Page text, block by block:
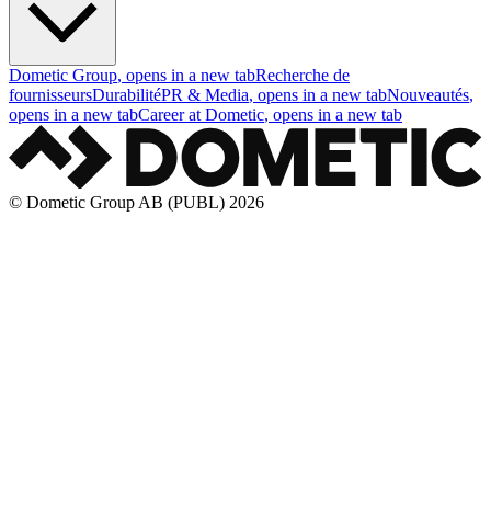
Dometic Group, opens in a new tabRecherche de
fournisseursDurabilitéPR & Media, opens in a new tabNouveautés,
opens in a new tabCareer at Dometic, opens in a new tab
© Dometic Group AB (PUBL) 2026